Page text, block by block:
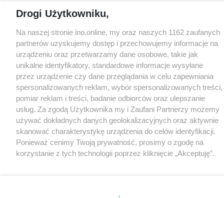
Drogi Użytkowniku,
Na naszej stronie ino.online, my oraz naszych 1162 zaufanych
partnerów uzyskujemy dostęp i przechowujemy informacje na
urządzeniu oraz przetwarzamy dane osobowe, takie jak
unikalne identyfikatory, standardowe informacje wysyłane
przez urządzenie czy dane przeglądania w celu zapewniania
spersonalizowanych reklam, wybór spersonalizowanych treści,
pomiar reklam i treści, badanie odbiorców oraz ulepszanie
usług. Za zgodą Użytkownika my i Zaufani Partnerzy możemy
używać dokładnych danych geolokalizacyjnych oraz aktywnie
skanować charakterystykę urządzenia do celów identyfikacji.
Ponieważ cenimy Twoją prywatność, prosimy o zgodę na
korzystanie z tych technologii poprzez kliknięcie „Akceptuję”.